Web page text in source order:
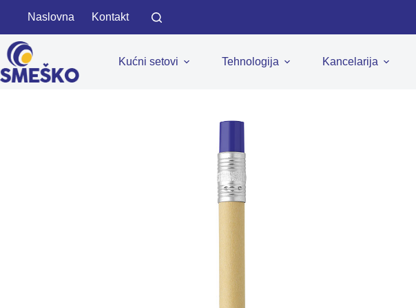
Naslovna Kontakt
Kućni setovi Tehnologija Kancelarija